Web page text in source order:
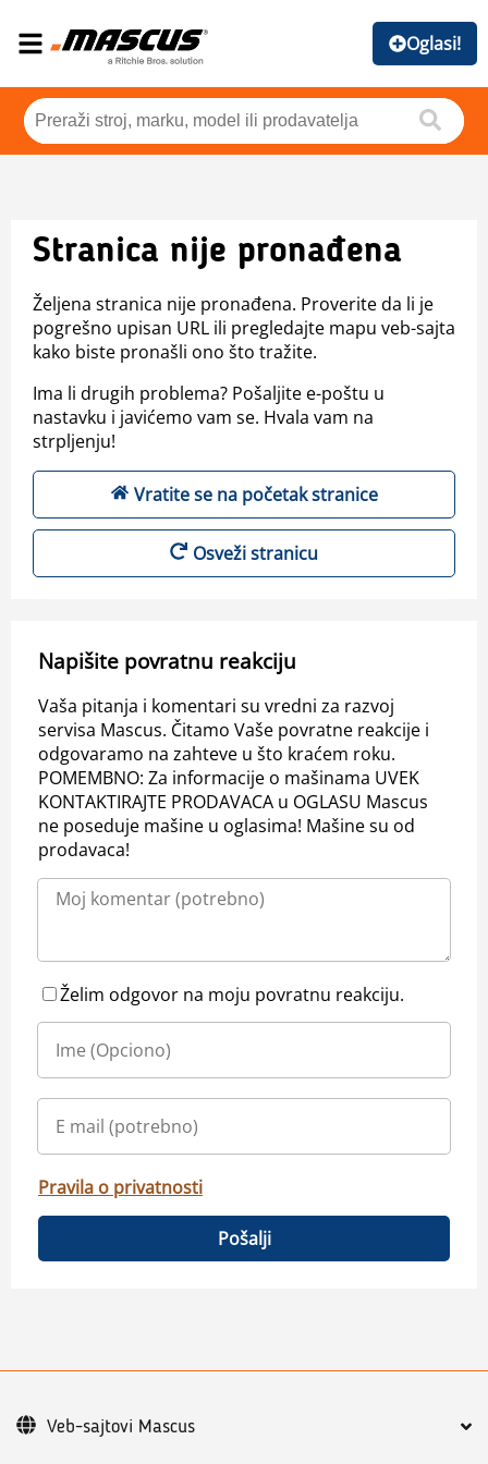
Oglasi!
Stranica nije pronađena
Željena stranica nije pronađena. Proverite da li je
pogrešno upisan URL ili pregledajte mapu veb-sajta
kako biste pronašli ono što tražite.
Ima li drugih problema? Pošaljite e-poštu u
nastavku i javićemo vam se. Hvala vam na
strpljenju!
Vratite se na početak stranice
Osveži stranicu
Napišite povratnu reakciju
Vaša pitanja i komentari su vredni za razvoj
servisa Mascus. Čitamo Vaše povratne reakcije i
odgovaramo na zahteve u što kraćem roku.
POMEMBNO: Za informacije o mašinama UVEK
KONTAKTIRAJTE PRODAVACA u OGLASU Mascus
ne poseduje mašine u oglasima! Mašine su od
prodavaca!
Želim odgovor na moju povratnu reakciju.
Pravila o privatnosti
Pošalji
Veb-sajtovi Mascus